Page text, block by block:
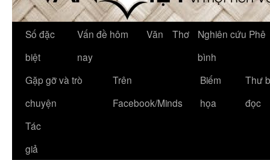
Số đặc
biệt
Vấn đề hôm
nay
Văn Thơ
Nghiên cứu Phê
bình
Gặp gỡ và trò
chuyện
Trên
Facebook/Minds
Biếm
họa
Thư
đọc
Tác
giả